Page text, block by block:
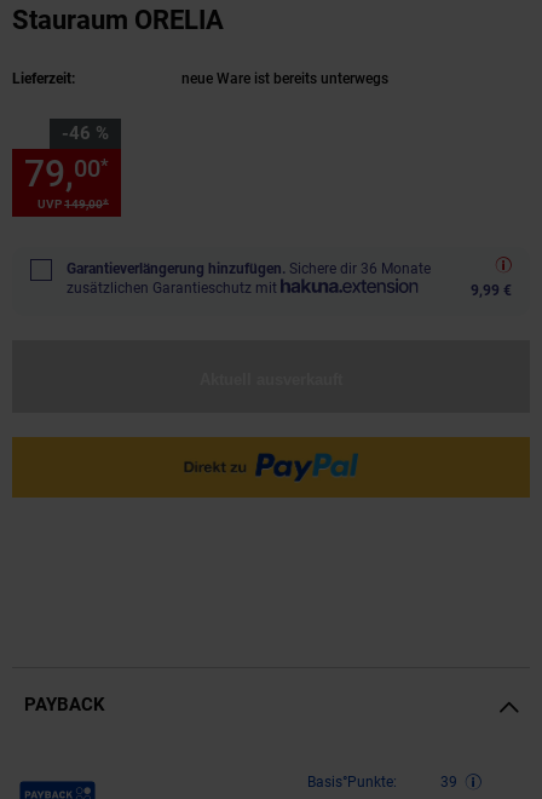
Stauraum ORELIA
Lieferzeit: neue Ware ist bereits unterwegs
-46 %
Sie Sparen 46 Prozent,
UVP149,00*
79,00*
Garantieverlängerung hinzufügen. Sichere dir 36 Monate
zusätzlichen Garantieschutz mit
9,99 €
PAYBACK
Payback Punkte Basis°Punkte:
39